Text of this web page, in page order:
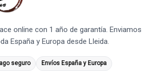
online con 1 año de garantía. Enviamos
España y Europa desde Lleida.
seguro Envíos España y Europa